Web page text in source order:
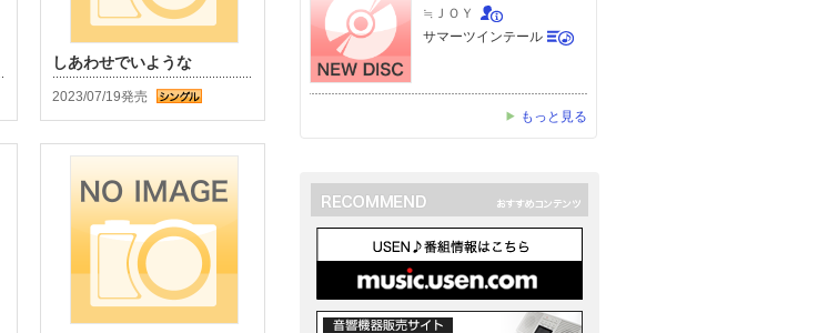
しあわせでいような
2023/07/19発売
≒ＪＯＹ
サマーツインテール
もっと見る